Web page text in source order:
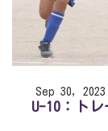
Sep 30, 2023
U-10：ト